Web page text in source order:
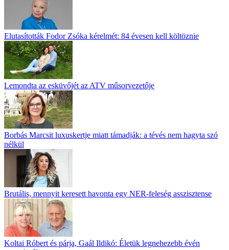
Elutasították Fodor Zsóka kérelmét: 84 évesen kell költöznie
Lemondta az esküvőjét az ATV műsorvezetője
Borbás Marcsit luxuskertje miatt támadják: a tévés nem hagyta szó
nélkül
Brutális, mennyit keresett havonta egy NER-feleség asszisztense
Koltai Róbert és párja, Gaál Ildikó: Életük legnehezebb évén